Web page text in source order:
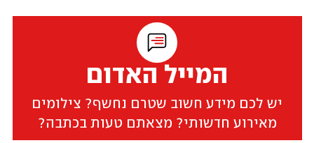
המייל האדום
יש לכם מידע חשוב שטרם נחשף? צילומים
מאירוע חדשותי? מצאתם טעות בכתבה?